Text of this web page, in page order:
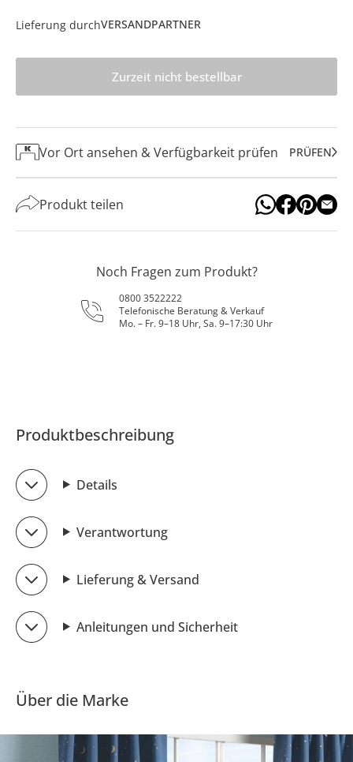
Lieferung durchVERSANDPARTNER
Zurzeit nicht bestellbar
Vor Ort ansehen & Verfügbarkeit prüfen PRÜFEN
Produkt teilen
Noch Fragen zum Produkt?
0800 3522222
Telefonische Beratung & Verkauf
Mo. – Fr. 9–18 Uhr, Sa. 9–17:30 Uhr
Produktbeschreibung
Details
Verantwortung
Lieferung & Versand
Anleitungen und Sicherheit
Über die Marke